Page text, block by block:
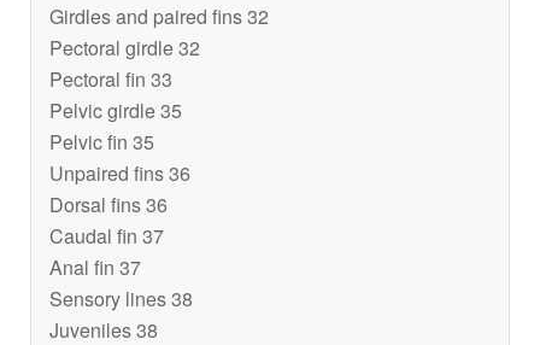
Girdles and paired fins 32
Pectoral girdle 32
Pectoral fin 33
Pelvic girdle 35
Pelvic fin 35
Unpaired fins 36
Dorsal fins 36
Caudal fin 37
Anal fin 37
Sensory lines 38
Juveniles 38